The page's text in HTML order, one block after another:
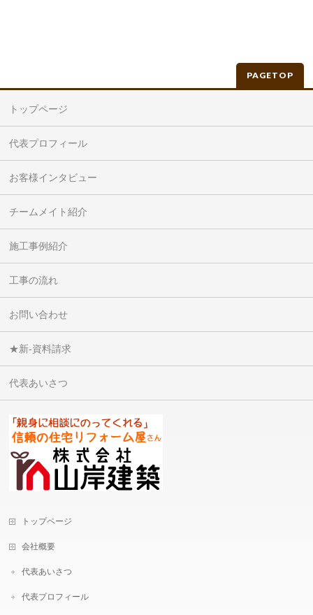
PAGETOP
トップページ
代表プロフィール
お客様インタビュー
チームメイト紹介
施工事例紹介
工事の流れ
お問い合わせ
★新-資料請求
代表あいさつ
トップページ
会社概要
代表あいさつ
代表プロフィール